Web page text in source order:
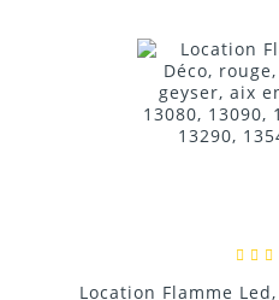
Location Flamme